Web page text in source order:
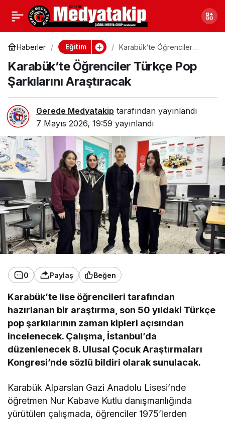
Haberler Eğitim
Karabük’te Öğrenciler
Araştıracak
Karabük’te Öğrenciler Türkçe Pop
Şarkılarını Araştıracak
Gerede Medyatakip tarafından yayınlandı
7 Mayıs 2026, 19:59 yayınlandı
0 Paylaş Beğen
Karabük’te lise öğrencileri tarafından
hazırlanan bir araştırma, son 50 yıldaki Türkçe
pop şarkılarının zaman kipleri açısından
incelenecek. Çalışma, İstanbul’da
düzenlenecek 8. Ulusal Çocuk Araştırmaları
Kongresi’nde sözlü bildiri olarak sunulacak.
Karabük Alparslan Gazi Anadolu Lisesi’nde
öğretmen Nur Kabave Kutlu danışmanlığında
yürütülen çalışmada, öğrenciler 1975’lerden
Düzce’de Bilim Kafe
Etkinliğiyle Halk
Bilinçlendirildi
Paylaş